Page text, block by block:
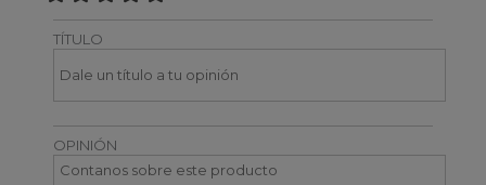
TÍTULO
OPINIÓN